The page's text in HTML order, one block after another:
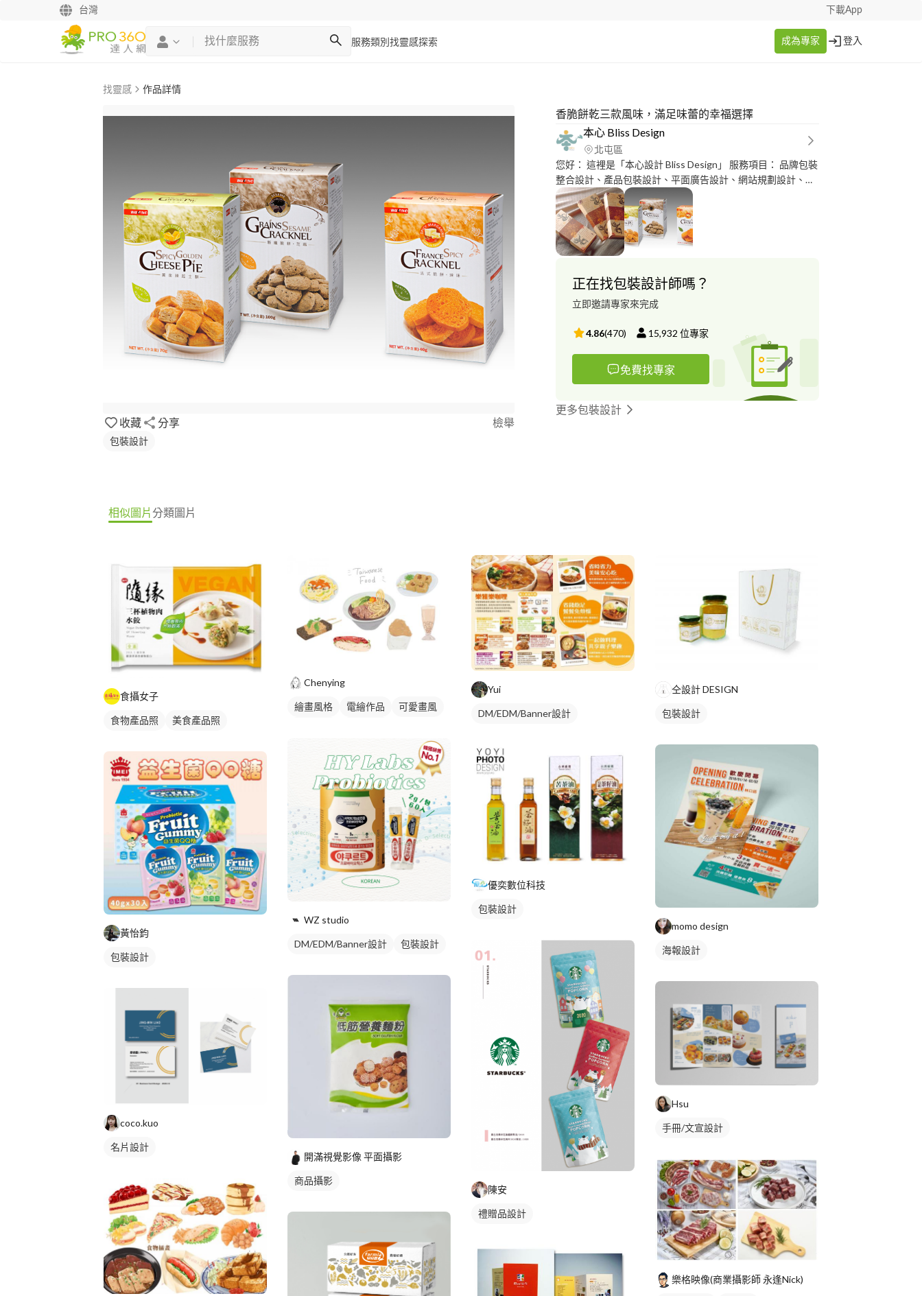
台灣 下載App
服務類別 找靈感探索 成為專家 登入
找靈感 作品詳情
收藏 分享 檢舉
包裝設計
香脆餅乾三款風味，滿足味蕾的幸福選擇
本心 Bliss Design
北屯區
您好： 這裡是「本心設計 Bliss Design」 服務項目： 品牌包裝
整合設計、產品包裝設計、平面廣告設計、網站規劃設計、活
動展場視覺規劃設計、設計插畫 設計的原點來自單純的感動！
本心設計Bliss Design以“本然‧初心”為設計起始態度。 收攝起
設計師主觀意識，服務您於當下的需求，以業主的本質（文
化、理念）為出發點，來溝通商品的內涵，並透過美力創意與
適度包裝，協助找到最佳視點與消費者互動： 第一眼接觸 →
計價方式】 可因應您的預算提供設計執行配套！ ※如有設計相
關或報價上的任何問題．歡迎您隨時與我們聯繫!! 請讓Bliss
服務精神-耐心溝通、美力共創。是您長期合作的好夥伴! 設計
作品榮獲金點 設計標章 ! 請您進入本心的網站，欣賞更多作
9474-24037342692110920316.html 金點設計作品
iswarhong.weebly.com/37329406703537335336-
2133528595406433732931859.html 包裝設計作品
正在找包裝設計師嗎？
立即邀請專家來完成
4.86(470) 15,932 位專家
免費找專家
更多包裝設計
相似圖片分類圖片
食攝女子
食物產品照 美食產品照
黃怡鈞
包裝設計
coco.kuo
名片設計
Chenying
繪畫風格 電繪作品
可愛畫風
WZ studio
DM/EDM/Banner設計 包裝設計
開滿視覺影像 平面攝影
商品攝影
Yui
DM/EDM/Banner設計
優奕數位科技
包裝設計
陳安
禮贈品設計
仝設計 DESIGN
包裝設計
momo design
海報設計
Hsu
手冊/文宣設計
樂格映像(商業攝影師 永逢Nick)